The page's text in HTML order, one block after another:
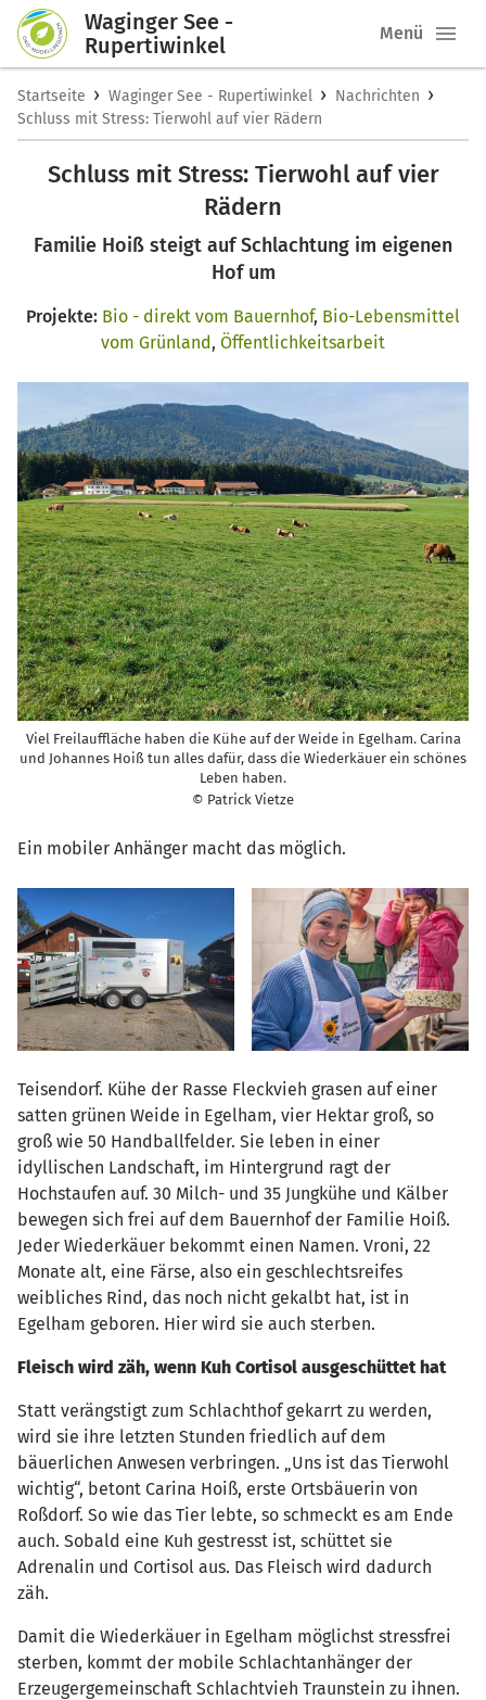
Waginger See -
Rupertiwinkel
Menü
Startseite › Waginger See - Rupertiwinkel › Nachrichten ›
Schluss mit Stress: Tierwohl auf vier Rädern
Schluss mit Stress: Tierwohl auf vier
Rädern
Familie Hoiß steigt auf Schlachtung im eigenen
Hof um
Projekte: Bio - direkt vom Bauernhof, Bio-Lebensmittel
vom Grünland, Öffentlichkeitsarbeit
Viel Freilauffläche haben die Kühe auf der Weide in Egelham. Carina
und Johannes Hoiß tun alles dafür, dass die Wiederkäuer ein schönes
Leben haben.
© Patrick Vietze
Ein mobiler Anhänger macht das möglich.
Teisendorf. Kühe der Rasse Fleckvieh grasen auf einer
satten grünen Weide in Egelham, vier Hektar groß, so
groß wie 50 Handballfelder. Sie leben in einer
idyllischen Landschaft, im Hintergrund ragt der
Hochstaufen auf. 30 Milch- und 35 Jungkühe und Kälber
bewegen sich frei auf dem Bauernhof der Familie Hoiß.
Jeder Wiederkäuer bekommt einen Namen. Vroni, 22
Monate alt, eine Färse, also ein geschlechtsreifes
weibliches Rind, das noch nicht gekalbt hat, ist in
Egelham geboren. Hier wird sie auch sterben.
Fleisch wird zäh, wenn Kuh Cortisol ausgeschüttet hat
Statt verängstigt zum Schlachthof gekarrt zu werden,
wird sie ihre letzten Stunden friedlich auf dem
bäuerlichen Anwesen verbringen. „Uns ist das Tierwohl
wichtig“, betont Carina Hoiß, erste Ortsbäuerin von
Roßdorf. So wie das Tier lebte, so schmeckt es am Ende
auch. Sobald eine Kuh gestresst ist, schüttet sie
Adrenalin und Cortisol aus. Das Fleisch wird dadurch
zäh.
Damit die Wiederkäuer in Egelham möglichst stressfrei
sterben, kommt der mobile Schlachtanhänger der
Erzeugergemeinschaft Schlachtvieh Traunstein zu ihnen.